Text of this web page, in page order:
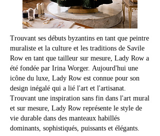
Trouvant ses débuts byzantins en tant que peintre
muraliste et la culture et les traditions de Savile
Row en tant que tailleur sur mesure, Lady Row a
été fondée par Irina Worger. Aujourd'hui une
icône du luxe, Lady Row est connue pour son
design inégalé qui a lié l'art et l'artisanat.
Trouvant une inspiration sans fin dans l'art mural
et sur mesure, Lady Row représente le style de
vie durable dans des manteaux habillés
dominants, sophistiqués, puissants et élégants.